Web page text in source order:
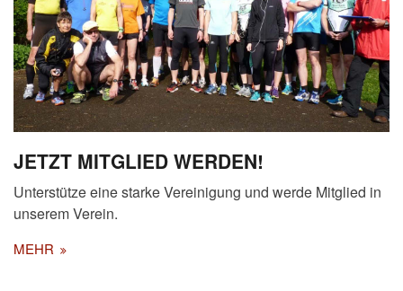
JETZT MITGLIED WERDEN!
Unterstütze eine starke Vereinigung und werde Mitglied in
unserem Verein.
MEHR